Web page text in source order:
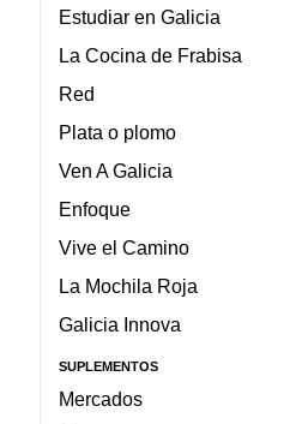
Estudiar en Galicia
La Cocina de Frabisa
Red
Plata o plomo
Ven A Galicia
Enfoque
Vive el Camino
La Mochila Roja
Galicia Innova
SUPLEMENTOS
Mercados